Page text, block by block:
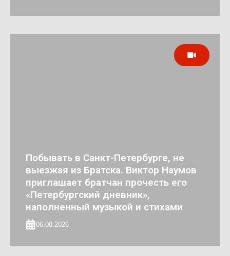
Побывать в Санкт-Петербурге, не
выезжая из Братска. Виктор Наумов
приглашает братчан прочесть его
«Петербургский дневник»,
наполненный музыкой и стихами
06.08.2026